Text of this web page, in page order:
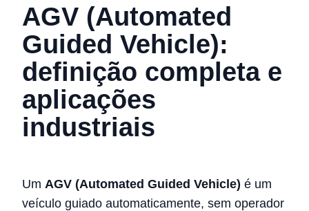
AGV (Automated
Guided Vehicle):
definição completa e
aplicações
industriais
Um AGV (Automated Guided Vehicle) é um
veículo guiado automaticamente, sem operador